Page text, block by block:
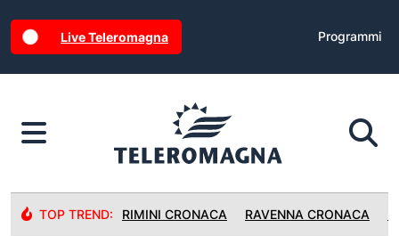
Live Teleromagna Programmi
TOP TREND: RIMINI CRONACA RAVENNA CRONACA